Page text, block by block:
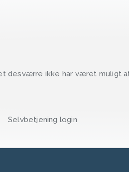
desværre ikke har været muligt
Selvbetjening login